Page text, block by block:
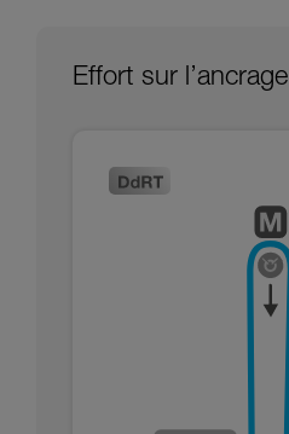
Effort sur l’ancrage